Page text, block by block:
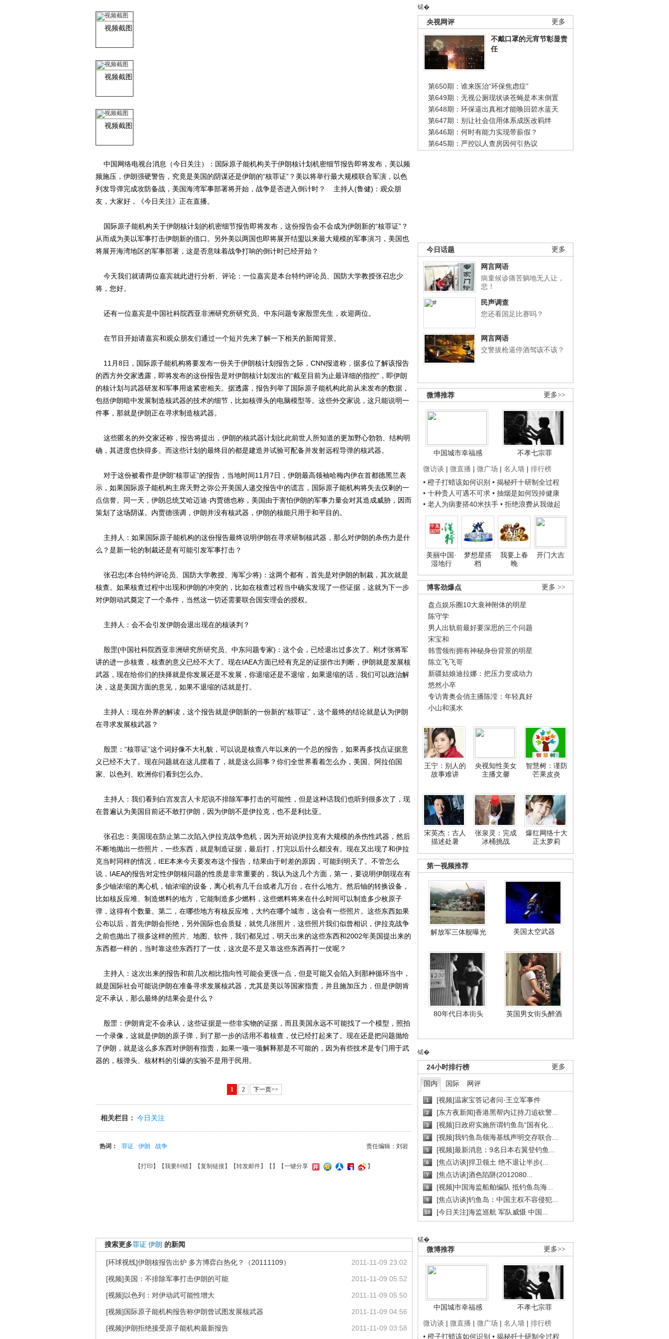
锘�
更多
央视网评
不戴口罩的元宵节彰显责
任
第650期：谁来医治“环保焦虑症”
第649期：无视公厕现状谈苍蝇是本末倒置
第648期：环保逼出真相才能唤回碧水蓝天
第647期：别让社会信用体系成医改羁绊
第646期：何时有能力实现带薪假？
第645期：严控以人查房因何引热议
更多
今日话题
网言网语
病童候诊痛苦躺地无人让，
悲！
民声调查
您还看国足比赛吗？
网言网语
交警拔枪逼停酒驾该不该？
更多>>
微博推荐
中国城市幸福感
不孝七宗罪
微访谈 | 微直播 | 微广场 | 名人墙 | 排行榜
• 橙子打蜡该如何识别 • 揭秘歼十研制全过程
• 十种贵人可遇不可求 • 抽烟是如何毁掉健康
• 老人为病妻搭40米扶手 • 拒绝浪费从我做起
美丽中国·
湿地行
梦想星搭
档
我要上春
晚
开门大吉
更多 >>
博客劲爆点
盘点娱乐圈10大衰神附体的明星
陈守学
男人出轨前最好要深思的三个问题
宋宝和
韩雪领衔拥有神秘身份背景的明星
陈立飞飞哥
新疆姑娘迪拉娜：把压力变成动力
悠然小卒
专访青奥会俏主播陈滢：年轻真好
小山和溪水
王宁：别人的
故事难讲
央视知性美女
主播文馨
智慧树：谨防
芒果皮炎
宋英杰：古人
描述处暑
张泉灵：完成
冰桶挑战
爆红网络十大
正太萝莉
第一视频推荐
解放军三体舰曝光 美国太空武器
80年代日本街头 英国男女街头醉酒
锘�
更多
24小时排行榜
国内 国际 网评
1 [视频]温家宝答记者问·王立军事件
2 [东方夜新闻]香港黑帮内讧持刀追砍警...
3 [视频]日政府实施所谓钓鱼岛“国有化...
4 [视频]我钓鱼岛领海基线声明交存联合...
5 [视频]最新消息：9名日本右翼登钓鱼...
6 [焦点访谈]捍卫领土 绝不退让半步(...
7 [焦点访谈]酒色陷阱(2012080...
8 [视频]中国海监船舶编队 抵钓鱼岛海...
9 [焦点访谈]钓鱼岛：中国主权不容侵犯...
10 [今日关注]海监巡航 军队威慑 中国...
锘�
更多>>
微博推荐
中国城市幸福感
不孝七宗罪
微访谈 | 微直播 | 微广场 | 名人墙 | 排行榜
• 橙子打蜡该如何识别 • 揭秘歼十研制全过程
视频截图
视频截图
视频截图
中国网络电视台消息（今日关注）：国际原子能机构关于伊朗核计划机密细节报告即将发布，美以频
频施压，伊朗强硬警告，究竟是美国的阴谋还是伊朗的“核罪证”？美以将举行最大规模联合军演，以色
列发导弹完成攻防备战，美国海湾军事部署将开始，战争是否进入倒计时？ 主持人(鲁健)：观众朋
友，大家好，《今日关注》正在直播。
国际原子能机构关于伊朗核计划的机密细节报告即将发布，这份报告会不会成为伊朗新的“核罪证”？
从而成为美以军事打击伊朗新的借口。另外美以两国也即将展开结盟以来最大规模的军事演习，美国也
将展开海湾地区的军事部署，这是否意味着战争打响的倒计时已经开始？
今天我们就请两位嘉宾就此进行分析、评论：一位嘉宾是本台特约评论员、国防大学教授张召忠少
将，您好。
还有一位嘉宾是中国社科院西亚非洲研究所研究员、中东问题专家殷罡先生，欢迎两位。
在节目开始请嘉宾和观众朋友们通过一个短片先来了解一下相关的新闻背景。
11月8日，国际原子能机构将要发布一份关于伊朗核计划报告之际，CNN报道称，据多位了解该报告
的西方外交家透露，即将发布的这份报告是对伊朗核计划发出的“截至目前为止最详细的指控”，即伊朗
的核计划与武器研发和军事用途紧密相关。据透露，报告列举了国际原子能机构此前从未发布的数据，
包括伊朗暗中发展制造核武器的技术的细节，比如核弹头的电脑模型等。这些外交家说，这只能说明一
件事，那就是伊朗正在寻求制造核武器。
这些匿名的外交家还称，报告将提出，伊朗的核武器计划比此前世人所知道的更加野心勃勃、结构明
确，其进度也快得多。而这些计划的最终目的都是建造并试验可配备并发射远程导弹的核武器。
对于这份被看作是伊朗“核罪证”的报告，当地时间11月7日，伊朗最高领袖哈梅内伊在首都德黑兰表
示，如果国际原子能机构主席天野之弥公开美国人递交报告中的谎言，国际原子能机构将失去仅剩的一
点信誉。同一天，伊朗总统艾哈迈迪·内贾德也称，美国由于害怕伊朗的军事力量会对其造成威胁，因而
策划了这场阴谋。内贾德强调，伊朗并没有核武器，伊朗的核能只用于和平目的。
主持人：如果国际原子能机构的这份报告最终说明伊朗在寻求研制核武器，那么对伊朗的杀伤力是什
么？是新一轮的制裁还是有可能引发军事打击？
张召忠(本台特约评论员、国防大学教授、海军少将)：这两个都有，首先是对伊朗的制裁，其次就是
核查。如果核查过程中出现和伊朗的冲突的，比如在核查过程当中确实发现了一些证据，这就为下一步
对伊朗动武奠定了一个条件，当然这一切还需要联合国安理会的授权。
主持人：会不会引发伊朗会退出现在的核谈判？
殷罡(中国社科院西亚非洲研究所研究员、中东问题专家)：这个会，已经退出过多次了。刚才张将军
讲的进一步核查，核查的意义已经不大了。现在IAEA方面已经有充足的证据作出判断，伊朗就是发展核
武器，现在给你们的抉择就是你发展还是不发展，你退缩还是不退缩，如果退缩的话，我们可以政治解
决，这是美国方面的意见，如果不退缩的话就是打。
主持人：现在外界的解读，这个报告就是伊朗新的一份新的“核罪证”，这个最终的结论就是认为伊朗
在寻求发展核武器？
殷罡：“核罪证”这个词好像不大礼貌，可以说是核查八年以来的一个总的报告，如果再多找点证据意
义已经不大了。现在问题就在这儿摆着了，就是这么回事？你们全世界看着怎么办，美国、阿拉伯国
家、以色列、欧洲你们看到怎么办。
主持人：我们看到白宫发言人卡尼说不排除军事打击的可能性，但是这种话我们也听到很多次了，现
在普遍认为美国目前还不敢打伊朗，因为伊朗不是伊拉克，也不是利比亚。
张召忠：美国现在防止第二次陷入伊拉克战争危机，因为开始说伊拉克有大规模的杀伤性武器，然后
不断地抛出一些照片，一些东西，就是制造证据，最后打，打完以后什么都没有。现在又出现了和伊拉
克当时同样的情况，IEE本来今天要发布这个报告，结果由于时差的原因，可能到明天了。不管怎么
说，IAEA的报告对定性伊朗核问题的性质是非常重要的，我认为这几个方面，第一，要说明伊朗现在有
多少铀浓缩的离心机，铀浓缩的设备，离心机有几千台或者几万台，在什么地方。然后铀的转换设备，
比如核反应堆、制造燃料的地方，它能制造多少燃料，这些燃料将来在什么时间可以制造多少枚原子
弹，这得有个数量。第二，在哪些地方有核反应堆，大约在哪个城市，这会有一些照片。这些东西如果
公布以后，首先伊朗会拒绝，另外国际也会质疑，就凭几张照片，这些照片我们似曾相识，伊拉克战争
之前也抛出了很多这样的照片、地图、软件，我们都见过，明天出来的这些东西和2002年美国提出来的
东西都一样的，当时靠这些东西打了一仗，这次是不是又靠这些东西再打一仗呢？
主持人：这次出来的报告和前几次相比指向性可能会更强一点，但是可能又会陷入到那种循环当中，
就是国际社会可能说伊朗在准备寻求发展核武器，尤其是美以等国家指责，并且施加压力，但是伊朗肯
定不承认，那么最终的结果会是什么？
殷罡：伊朗肯定不会承认，这些证据是一些非实物的证据，而且美国永远不可能找了一个模型，照拍
一个录像，这就是伊朗的原子弹，到了那一步的话用不着核查，仗已经打起来了。现在还是把问题抛给
了伊朗，就是这么多东西对伊朗有指责，如果一项一项解释那是不可能的，因为有些技术是专门用于武
器的，核弹头、核材料的引爆的实验不是用于民用。
1 2 下一页>>
相关栏目： 今日关注
责任编辑：刘岩
热词： 罪证 伊朗 战争
【打印 】【我要纠错】【复制链接】【转发邮件】【 】 【一键分享 】
搜索更多罪证 伊朗 的新闻
2011-11-09 23:02
[环球视线]伊朗核报告出炉 多方博弈白热化？（20111109）
2011-11-09 05:52
[视频]美国：不排除军事打击伊朗的可能
2011-11-09 05:50
[视频]以色列：对伊动武可能性增大
2011-11-09 04:56
[视频]国际原子能机构报告称伊朗曾试图发展核武器
2011-11-09 03:58
[视频]伊朗拒绝接受原子能机构最新报告